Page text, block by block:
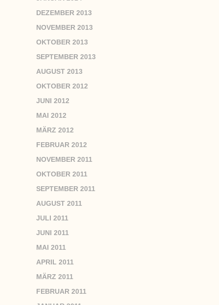
DEZEMBER 2013
NOVEMBER 2013
OKTOBER 2013
SEPTEMBER 2013
AUGUST 2013
OKTOBER 2012
JUNI 2012
MAI 2012
MÄRZ 2012
FEBRUAR 2012
NOVEMBER 2011
OKTOBER 2011
SEPTEMBER 2011
AUGUST 2011
JULI 2011
JUNI 2011
MAI 2011
APRIL 2011
MÄRZ 2011
FEBRUAR 2011